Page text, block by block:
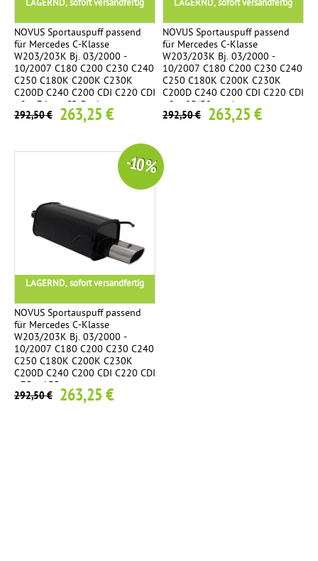
LAGERND, sofort versandfertig
NOVUS Sportauspuff passend
für Mercedes C-Klasse
W203/203K Bj. 03/2000 -
10/2007 C180 C200 C230 C240
C250 C180K C200K C230K
C200D C240 C200 CDI C220 CDI
- 2 x 76mm SR-Design
292,50 € 263,25 €
LAGERND, sofort versandfertig
NOVUS Sportauspuff passend
für Mercedes C-Klasse
W203/203K Bj. 03/2000 -
10/2007 C180 C200 C230 C240
C250 C180K C200K C230K
C200D C240 C200 CDI C220 CDI
- 2 x 85/58mm A
292,50 € 263,25 €
LAGERND, sofort versandfertig
NOVUS Sportauspuff passend
für Mercedes C-Klasse
W203/203K Bj. 03/2000 -
10/2007 C180 C200 C230 C240
C250 C180K C200K C230K
C200D C240 C200 CDI C220 CDI
- 75 x 135mm
292,50 € 263,25 €
-10 %